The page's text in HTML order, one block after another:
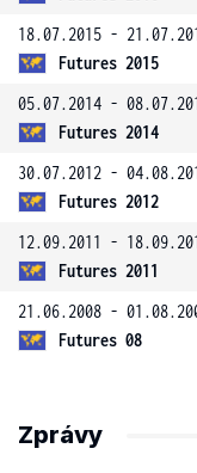
18.07.2015 -
Futures 2015
05.07.2014 -
Futures 2014
30.07.2012 -
Futures 2012
12.09.2011 -
Futures 2011
21.06.2008 -
Futures 08
Zprávy